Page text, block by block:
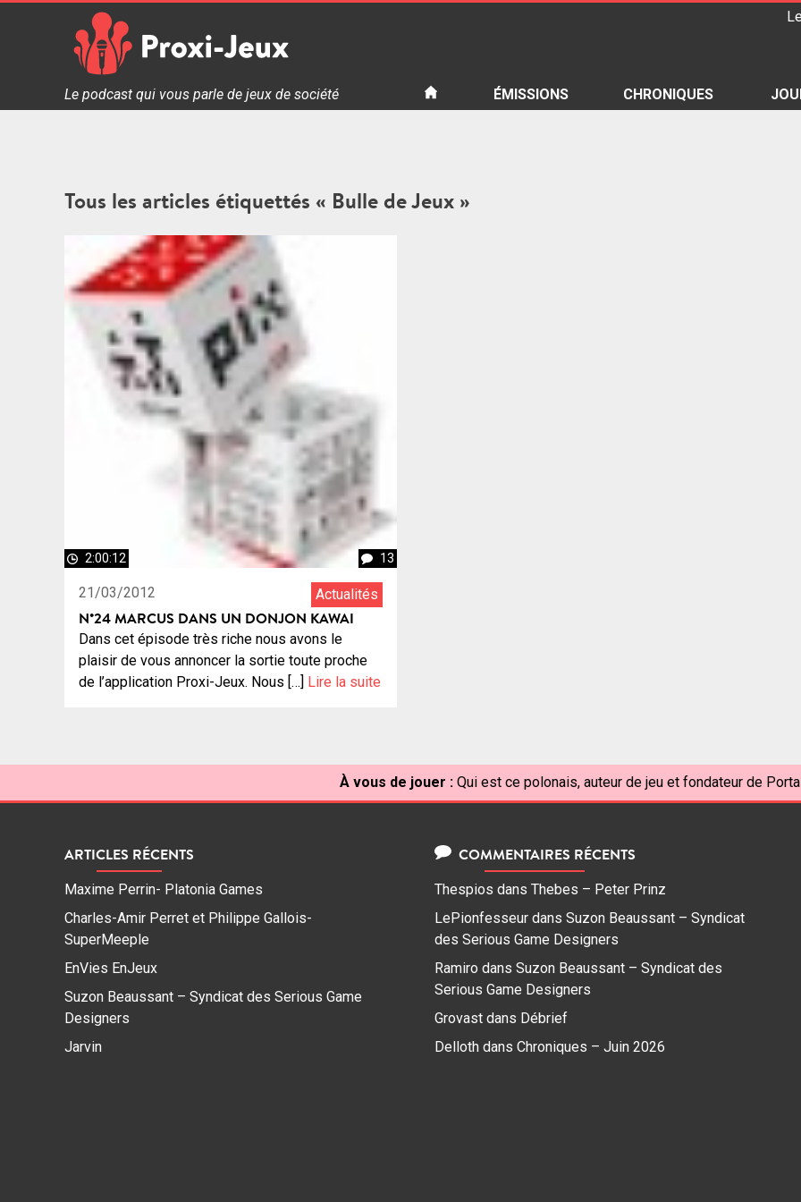
Proxi Jeux - Le podcast qui vous parle de jeux de société
Le podcast qui vous parle de jeux de société ÉMISSIONS CHRONIQUES
Tous les articles étiquettés « Bulle de Jeux »
2:00:12 13
21/03/2012 Actualités
N°24 MARCUS DANS UN DONJON KAWAI
Dans cet épisode très riche nous avons le
plaisir de vous annoncer la sortie toute proche
de l’application Proxi-Jeux. Nous […] Lire la suite
À vous de jouer : Qui est ce polonais, auteur de jeu et fondateur de
ARTICLES RÉCENTS
Maxime Perrin- Platonia Games
Charles-Amir Perret et Philippe Gallois-
SuperMeeple
EnVies EnJeux
Suzon Beaussant – Syndicat des Serious Game
Designers
Jarvin
COMMENTAIRES RÉCENTS
Thespios dans Thebes – Peter Prinz
LePionfesseur dans Suzon Beaussant – Syndicat
des Serious Game Designers
Ramiro dans Suzon Beaussant – Syndicat des
Serious Game Designers
Grovast dans Débrief
Delloth dans Chroniques – Juin 2026